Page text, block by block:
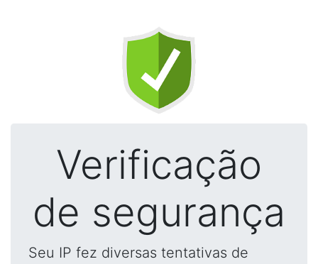
Verificação
de segurança
Seu IP fez diversas tentativas de